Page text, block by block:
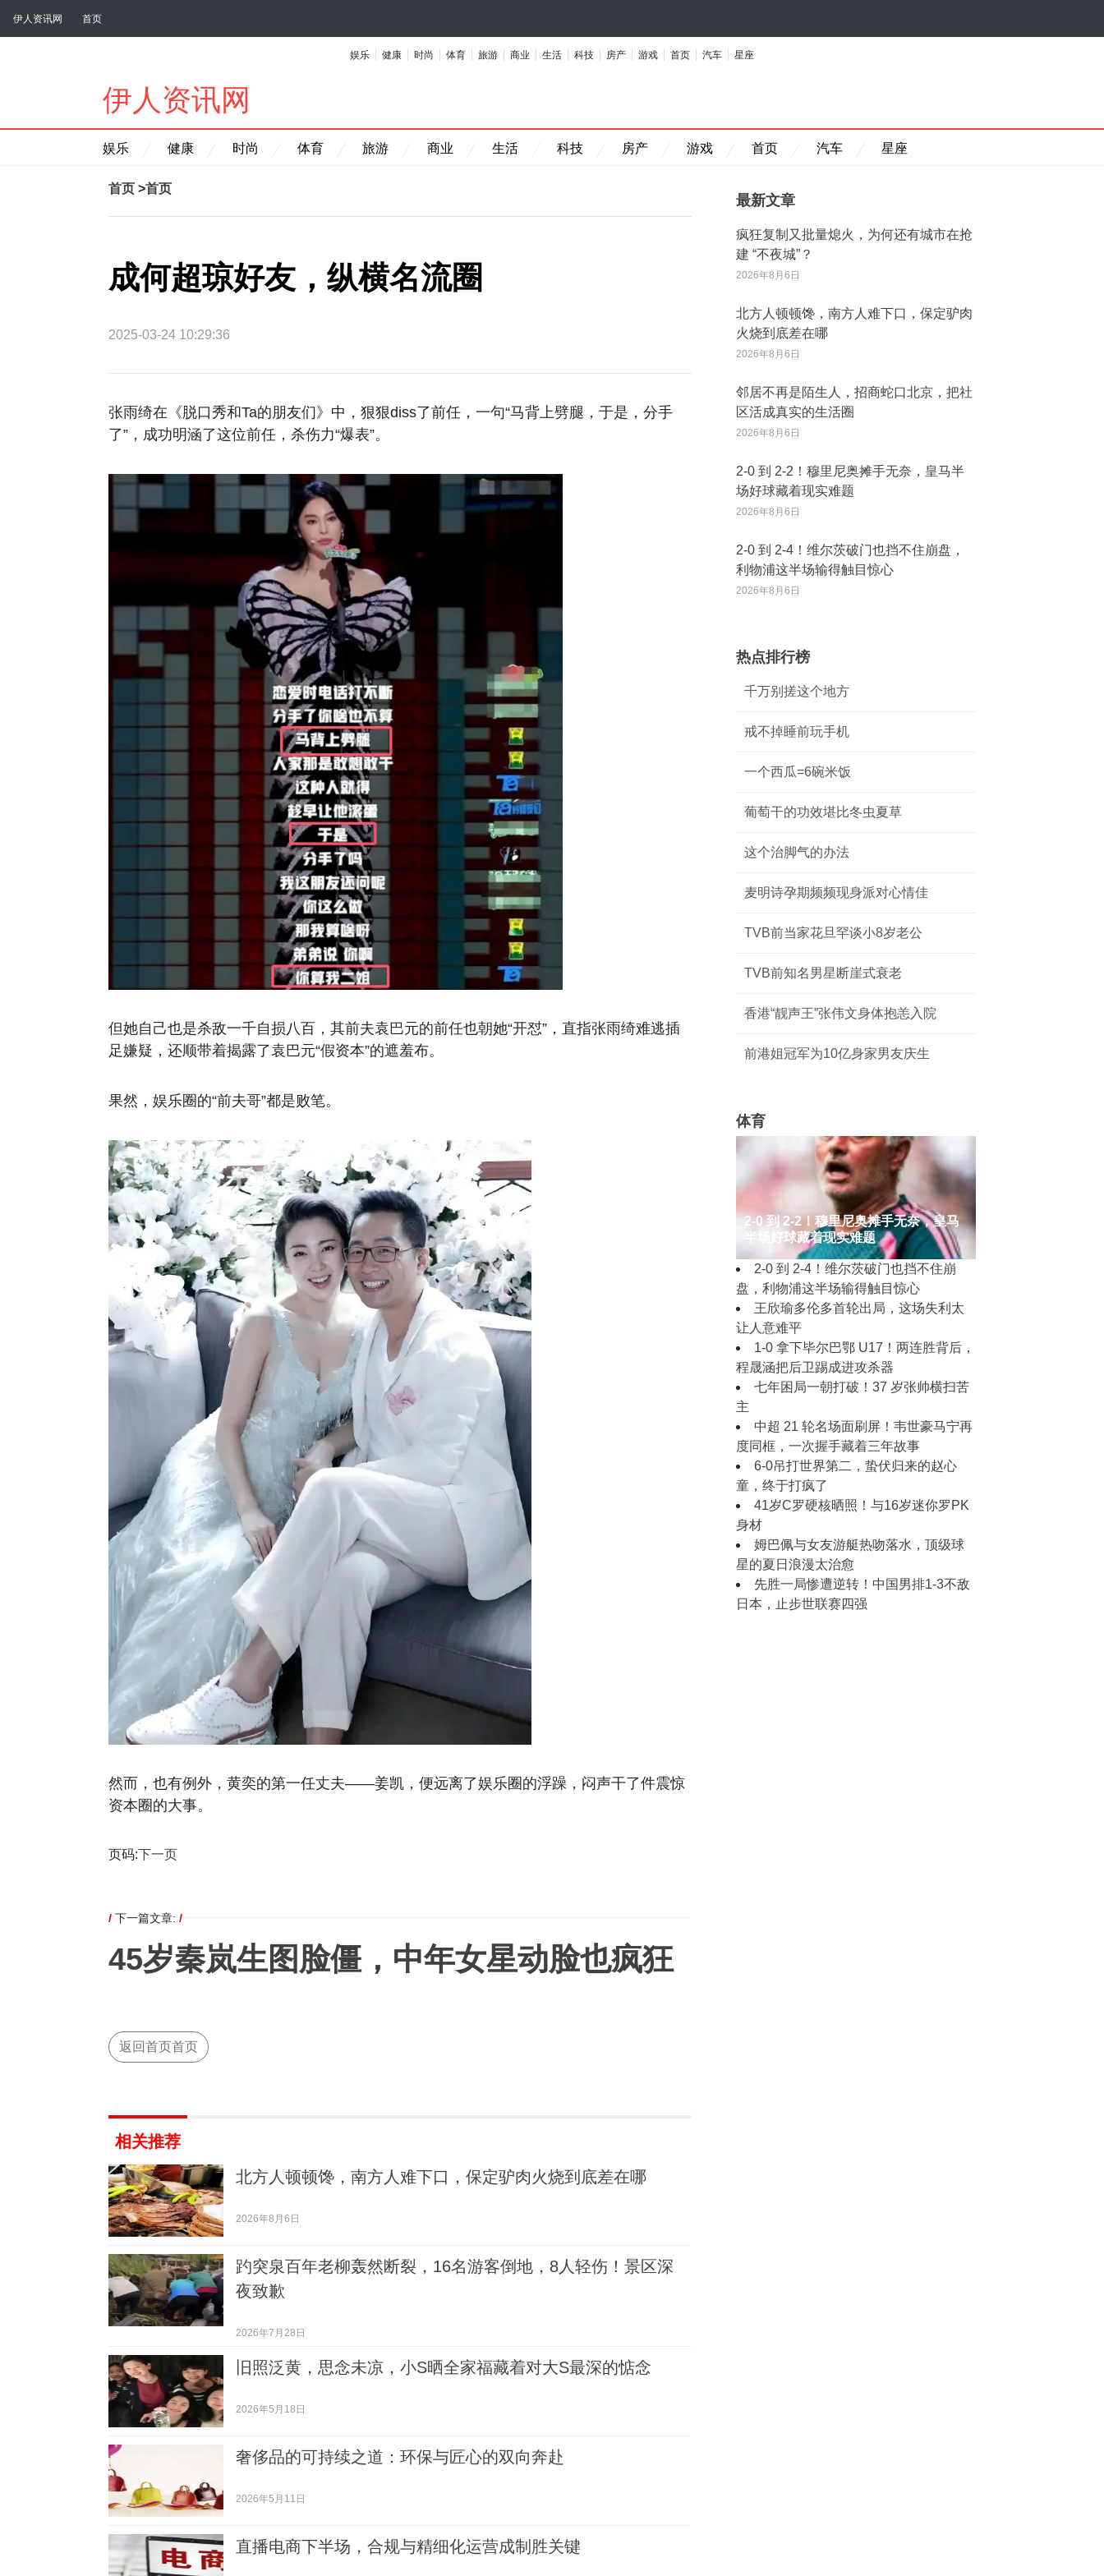
伊人资讯网 首页
娱乐 健康 时尚 体育 旅游 商业 生活 科技 房产 游戏 首页 汽车 星座
伊人资讯网
娱乐 健康 时尚 体育 旅游 商业 生活 科技 房产 游戏 首页 汽车 星座
首页 >首页
成何超琼好友，纵横名流圈
2025-03-24 10:29:36
张雨绮在《脱口秀和Ta的朋友们》中，狠狠diss了前任，一句“马背上劈腿，于是，分手
了”，成功明涵了这位前任，杀伤力“爆表”。
但她自己也是杀敌一千自损八百，其前夫袁巴元的前任也朝她“开怼”，直指张雨绮难逃插
足嫌疑，还顺带着揭露了袁巴元“假资本”的遮羞布。
果然，娱乐圈的“前夫哥”都是败笔。
然而，也有例外，黄奕的第一任丈夫——姜凯，便远离了娱乐圈的浮躁，闷声干了件震惊
资本圈的大事。
页码:下一页
/ 下一篇文章: /
45岁秦岚生图脸僵，中年女星动脸也疯狂
返回首页首页
相关推荐
北方人顿顿馋，南方人难下口，保定驴肉火烧到底差在哪
2026年8月6日
趵突泉百年老柳轰然断裂，16名游客倒地，8人轻伤！景区深
夜致歉
2026年7月28日
旧照泛黄，思念未凉，小S晒全家福藏着对大S最深的惦念
2026年5月18日
奢侈品的可持续之道：环保与匠心的双向奔赴
2026年5月11日
直播电商下半场，合规与精细化运营成制胜关键
最新文章
疯狂复制又批量熄火，为何还有城市在抢
建 “不夜城”？
2026年8月6日
北方人顿顿馋，南方人难下口，保定驴肉
火烧到底差在哪
2026年8月6日
邻居不再是陌生人，招商蛇口北京，把社
区活成真实的生活圈
2026年8月6日
2‑0 到 2‑2！穆里尼奥摊手无奈，皇马半
场好球藏着现实难题
2026年8月6日
2‑0 到 2‑4！维尔茨破门也挡不住崩盘，
利物浦这半场输得触目惊心
2026年8月6日
热点排行榜
千万别搓这个地方
戒不掉睡前玩手机
一个西瓜=6碗米饭
葡萄干的功效堪比冬虫夏草
这个治脚气的办法
麦明诗孕期频频现身派对心情佳
TVB前当家花旦罕谈小8岁老公
TVB前知名男星断崖式衰老
香港“靓声王”张伟文身体抱恙入院
前港姐冠军为10亿身家男友庆生
体育
2‑0 到 2‑2！穆里尼奥摊手无奈，皇马
半场好球藏着现实难题
2‑0 到 2‑4！维尔茨破门也挡不住崩
盘，利物浦这半场输得触目惊心
王欣瑜多伦多首轮出局，这场失利太
让人意难平
1‑0 拿下毕尔巴鄂 U17！两连胜背后，
程晟涵把后卫踢成进攻杀器
七年困局一朝打破！37 岁张帅横扫苦
主
中超 21 轮名场面刷屏！韦世豪马宁再
度同框，一次握手藏着三年故事
6-0吊打世界第二，蛰伏归来的赵心
童，终于打疯了
41岁C罗硬核晒照！与16岁迷你罗PK
身材
姆巴佩与女友游艇热吻落水，顶级球
星的夏日浪漫太治愈
先胜一局惨遭逆转！中国男排1-3不敌
日本，止步世联赛四强